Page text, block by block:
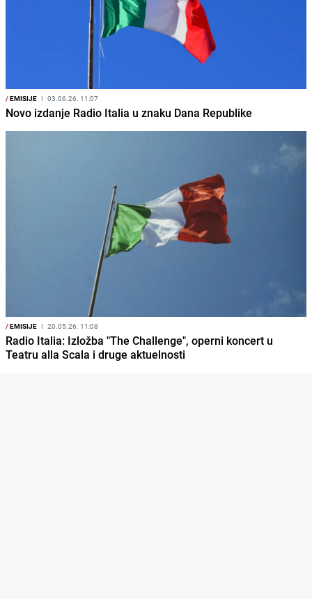
/EMISIJE I 03.06.26. 11:07
Novo izdanje Radio Italia u znaku Dana Republike
/EMISIJE I 20.05.26. 11:08
Radio Italia: Izložba "The Challenge", operni koncert u
Teatru alla Scala i druge aktuelnosti